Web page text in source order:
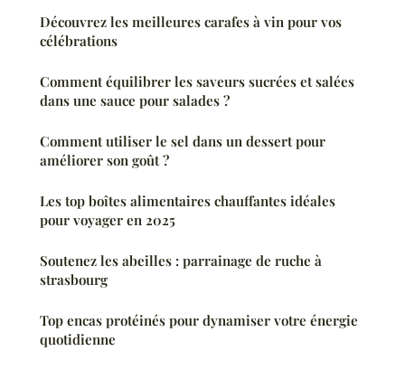
Découvrez les meilleures carafes à vin pour vos
célébrations
Comment équilibrer les saveurs sucrées et salées
dans une sauce pour salades ?
Comment utiliser le sel dans un dessert pour
améliorer son goût ?
Les top boîtes alimentaires chauffantes idéales
pour voyager en 2025
Soutenez les abeilles : parrainage de ruche à
strasbourg
Top encas protéinés pour dynamiser votre énergie
quotidienne